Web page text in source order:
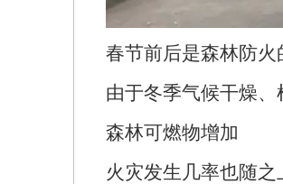
春节前后是森林防火
由于冬季气候干燥
森林可燃物增加
火灾发生几率也随之